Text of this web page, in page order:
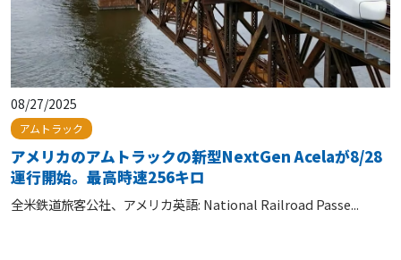
08/27/2025
アムトラック
アメリカのアムトラックの新型NextGen Acelaが8/28
運行開始。最高時速256キロ
全米鉄道旅客公社、アメリカ英語: National Railroad Passe...